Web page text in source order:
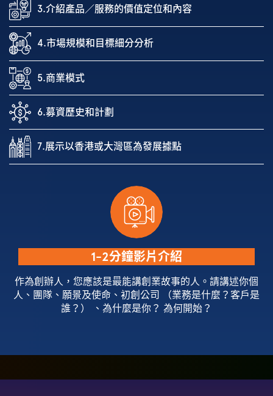
3.介紹產品／服務的價值定位和內容
4.市場規模和目標細分分析
5.商業模式
6.募資歷史和計劃
7.展示以香港或大灣區為發展據點
1-2分鐘影片介紹
作為創辦人，您應該是最能講創業故事的人。請講述你個
人、團隊、願景及使命、初創公司 （業務是什麼？客戶是
誰？） 、為什麼是你？ 為何開始？